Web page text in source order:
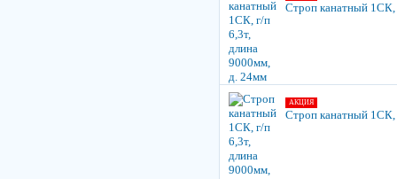
Строп канатный 1СК,
АКЦИЯ
Строп канатный